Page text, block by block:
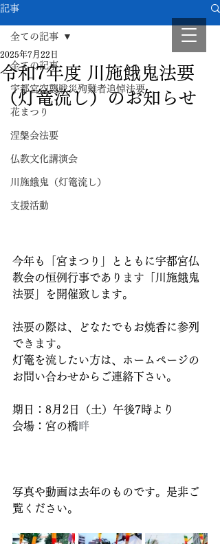
記事
全ての記事
宇都宮空襲戦災殉難者追悼法要
花まつり
涅槃会法要
仏教文化講演会
川施餓鬼（灯篭流し）
支援活動
全ての記事
令和7年度 川施餓鬼法要
（灯篭流し）のお知らせ
2025年7月22日
今年も「宮まつり」とともに宇都宮仏
教会の恒例行事であります「川施餓鬼
法要」を開催致します。
法要の際は、どなたでもお焼香に参列
できます。
灯篭を流したい方は、ホームページの
お問い合わせからご連絡下さい。
期日：8月2日（土）午後7時より
会場：宮の橋畔
写真や動画は去年のものです。是非ご
覧ください。